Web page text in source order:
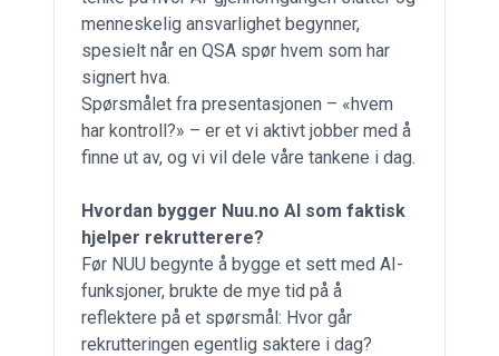
menneskelig ansvarlighet begynner,
spesielt når en QSA spør hvem som har
signert hva.
Spørsmålet fra presentasjonen – «hvem
har kontroll?» – er et vi aktivt jobber med å
finne ut av, og vi vil dele våre tankene i dag.
Hvordan bygger Nuu.no AI som faktisk
hjelper rekrutterere?
Før NUU begynte å bygge et sett med AI-
funksjoner, brukte de mye tid på å
reflektere på et spørsmål: Hvor går
rekrutteringen egentlig saktere i dag?